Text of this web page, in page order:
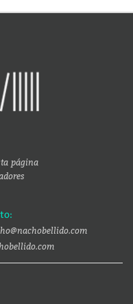
página